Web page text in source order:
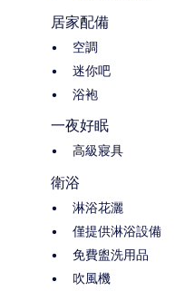
居家配備
空調
迷你吧
浴袍
一夜好眠
高級寢具
衛浴
淋浴花灑
僅提供淋浴設備
免費盥洗用品
吹風機